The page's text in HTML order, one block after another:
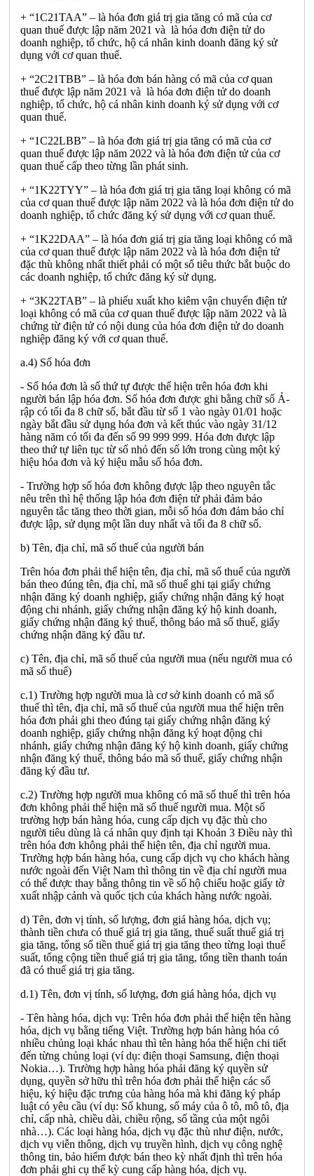
+ “1C21TAA” – là hóa đơn giá trị gia tăng có mã của cơ
quan thuế được lập năm 2021 và là hóa đơn điện tử do
doanh nghiệp, tổ chức, hộ cá nhân kinh doanh đăng ký sử
dụng với cơ quan thuế.
+ “2C21TBB” – là hóa đơn bán hàng có mã của cơ quan
thuế được lập năm 2021 và là hóa đơn điện tử do doanh
nghiệp, tổ chức, hộ cá nhân kinh doanh ký sử dụng với cơ
quan thuế.
+ “1C22LBB” – là hóa đơn giá trị gia tăng có mã của cơ
quan thuế được lập năm 2022 và là hóa đơn điện tử của cơ
quan thuế cấp theo từng lần phát sinh.
+ “1K22TYY” – là hóa đơn giá trị gia tăng loại không có mã
của cơ quan thuế được lập năm 2022 và là hóa đơn điện tử do
doanh nghiệp, tổ chức đăng ký sử dụng với cơ quan thuế.
+ “1K22DAA” – là hóa đơn giá trị gia tăng loại không có mã
của cơ quan thuế được lập năm 2022 và là hóa đơn điện tử
đặc thù không nhất thiết phải có một số tiêu thức bắt buộc do
các doanh nghiệp, tổ chức đăng ký sử dụng.
+ “3K22TAB” – là phiếu xuất kho kiêm vận chuyển điện tử
loại không có mã của cơ quan thuế được lập năm 2022 và là
chứng từ điện tử có nội dung của hóa đơn điện tử do doanh
nghiệp đăng ký với cơ quan thuế.
a.4) Số hóa đơn
- Số hóa đơn là số thứ tự được thể hiện trên hóa đơn khi
người bán lập hóa đơn. Số hóa đơn được ghi bằng chữ số Ả-
rập có tối đa 8 chữ số, bắt đầu từ số 1 vào ngày 01/01 hoặc
ngày bắt đầu sử dụng hóa đơn và kết thúc vào ngày 31/12
hàng năm có tối đa đến số 99 999 999. Hóa đơn được lập
theo thứ tự liên tục từ số nhỏ đến số lớn trong cùng một ký
hiệu hóa đơn và ký hiệu mẫu số hóa đơn.
- Trường hợp số hóa đơn không được lập theo nguyên tắc
nêu trên thì hệ thống lập hóa đơn điện tử phải đảm bảo
nguyên tắc tăng theo thời gian, mỗi số hóa đơn đảm bảo chỉ
được lập, sử dụng một lần duy nhất và tối đa 8 chữ số.
b) Tên, địa chỉ, mã số thuế của người bán
Trên hóa đơn phải thể hiện tên, địa chỉ, mã số thuế của người
bán theo đúng tên, địa chỉ, mã số thuế ghi tại giấy chứng
nhận đăng ký doanh nghiệp, giấy chứng nhận đăng ký hoạt
động chi nhánh, giấy chứng nhận đăng ký hộ kinh doanh,
giấy chứng nhận đăng ký thuế, thông báo mã số thuế, giấy
chứng nhận đăng ký đầu tư.
c) Tên, địa chỉ, mã số thuế của người mua (nếu người mua có
mã số thuế)
c.1) Trường hợp người mua là cơ sở kinh doanh có mã số
thuế thì tên, địa chỉ, mã số thuế của người mua thể hiện trên
hóa đơn phải ghi theo đúng tại giấy chứng nhận đăng ký
doanh nghiệp, giấy chứng nhận đăng ký hoạt động chi
nhánh, giấy chứng nhận đăng ký hộ kinh doanh, giấy chứng
nhận đăng ký thuế, thông báo mã số thuế, giấy chứng nhận
đăng ký đầu tư.
c.2) Trường hợp người mua không có mã số thuế thì trên hóa
đơn không phải thể hiện mã số thuế người mua. Một số
trường hợp bán hàng hóa, cung cấp dịch vụ đặc thù cho
người tiêu dùng là cá nhân quy định tại Khoản 3 Điều này thì
trên hóa đơn không phải thể hiện tên, địa chỉ người mua.
Trường hợp bán hàng hóa, cung cấp dịch vụ cho khách hàng
nước ngoài đến Việt Nam thì thông tin về địa chỉ người mua
có thể được thay bằng thông tin về số hộ chiếu hoặc giấy tờ
xuất nhập cảnh và quốc tịch của khách hàng nước ngoài.
d) Tên, đơn vị tính, số lượng, đơn giá hàng hóa, dịch vụ;
thành tiền chưa có thuế giá trị gia tăng, thuế suất thuế giá trị
gia tăng, tổng số tiền thuế giá trị gia tăng theo từng loại thuế
suất, tổng cộng tiền thuế giá trị gia tăng, tổng tiền thanh toán
đã có thuế giá trị gia tăng.
d.1) Tên, đơn vị tính, số lượng, đơn giá hàng hóa, dịch vụ
- Tên hàng hóa, dịch vụ: Trên hóa đơn phải thể hiện tên hàng
hóa, dịch vụ bằng tiếng Việt. Trường hợp bán hàng hóa có
nhiều chủng loại khác nhau thì tên hàng hóa thể hiện chi tiết
đến từng chủng loại (ví dụ: điện thoại Samsung, điện thoại
Nokia…). Trường hợp hàng hóa phải đăng ký quyền sử
dụng, quyền sở hữu thì trên hóa đơn phải thể hiện các số
hiệu, ký hiệu đặc trưng của hàng hóa mà khi đăng ký pháp
luật có yêu cầu (ví dụ: Số khung, số máy của ô tô, mô tô, địa
chỉ, cấp nhà, chiều dài, chiều rộng, số tầng của một ngôi
nhà…). Các loại hàng hóa, dịch vụ đặc thù như điện, nước,
dịch vụ viễn thông, dịch vụ truyền hình, dịch vụ công nghệ
thông tin, bảo hiểm được bán theo kỳ nhất định thì trên hóa
đơn phải ghi cụ thể kỳ cung cấp hàng hóa, dịch vụ.